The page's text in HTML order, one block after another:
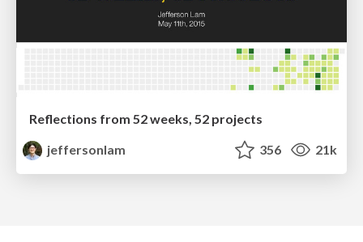
Reflections from 52 weeks, 52 projects
jeffersonlam
356 21k